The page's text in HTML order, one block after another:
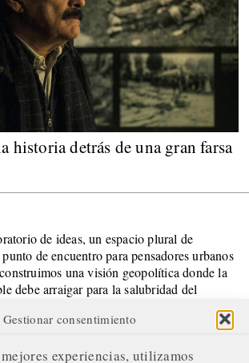
Gestionar consentimiento
experiencias, utilizamos
historia detrás de una gran farsa
de ideas, un espacio plural de
de encuentro para pensadores urbanos
una visión geopolítica donde la
debe arraigar para la salubridad del